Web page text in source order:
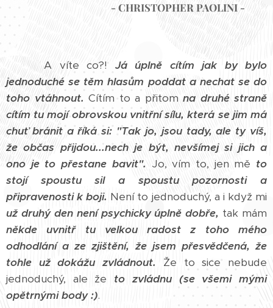
- CHRISTOPHER PAOLINI -
A víte co?! Já úplně cítím jak by bylo
jednoduché se těm hlasům poddat a nechat se do
toho vtáhnout. Cítím to a přitom na druhé straně
cítím tu mojí obrovskou vnitřní sílu, která se jim má
chuť bránit a říká si: "Tak jo, jsou tady, ale ty víš,
že občas přijdou...nech je být, nevšímej si jich a
ono je to přestane bavit". Jo, vím to, jen mě to
stojí spoustu sil a spoustu pozornosti a
připravenosti k boji. Není to jednoduchý, a i když mi
už druhý den není psychicky úplně dobře, tak mám
někde uvnitř tu velkou radost z toho mého
odhodlání a ze zjištění, že jsem přesvědčená, že
tohle už dokážu zvládnout. Že to sice nebude
jednoduchý, ale že to zvládnu (se všemi mými
opětrnými body :).